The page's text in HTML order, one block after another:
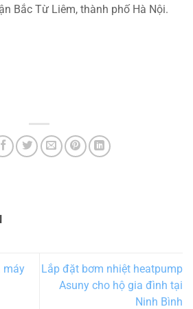
Bắc Từ Liêm, thành phố Hà Nội.
máy
Lắp đặt bơm nhiệt heatpump
Asuny cho hộ gia đình tại
Ninh Bình